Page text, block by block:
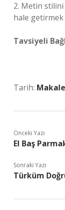
2. Metin
hale
Tavsiyeli
Tarih:
Önceki Yazı
El Baş
Sonraki Yazı
Türküm